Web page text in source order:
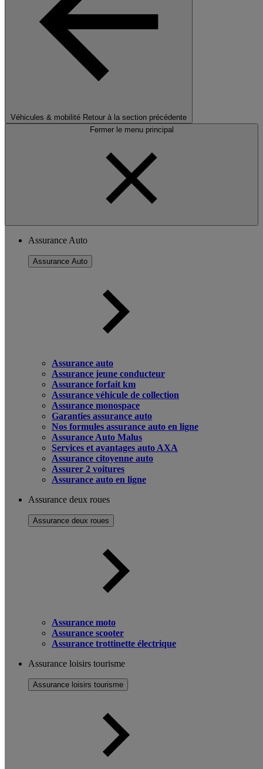
Véhicules & mobilité Retour à la section précédente
Fermer le menu principal
Assurance Auto
Assurance Auto
Assurance auto
Assurance jeune conducteur
Assurance forfait km
Assurance véhicule de collection
Assurance monospace
Garanties assurance auto
Nos formules assurance auto en ligne
Assurance Auto Malus
Services et avantages auto AXA
Assurance citoyenne auto
Assurer 2 voitures
Assurance auto en ligne
Assurance deux roues
Assurance deux roues
Assurance moto
Assurance scooter
Assurance trottinette électrique
Assurance loisirs tourisme
Assurance loisirs tourisme